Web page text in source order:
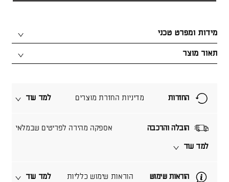
תאור מוצר
מידות ומפרט טכני
הוראות שימוש הוראות שימוש כלליות למד עוד
הובלה והרכבה אספקה מהירה לפריטים שבמלאי
למד עוד
החזרות מדיניות החזרת מוצרים למד עוד